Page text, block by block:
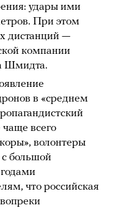
удары ими
При этом
дистанций —
компании
Шмидта.
в «среднем
всего
волонтеры
большой
что российская